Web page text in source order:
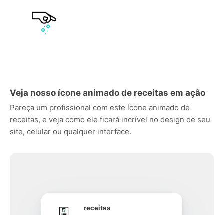
Veja nosso ícone animado de receitas em ação
Pareça um profissional com este ícone animado de
receitas, e veja como ele ficará incrível no design de seu
site, celular ou qualquer interface.
receitas